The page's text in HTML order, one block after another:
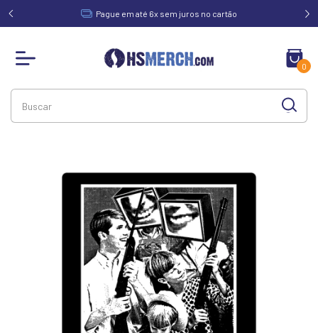
de Pague em até 6x sem juros no cartão
0